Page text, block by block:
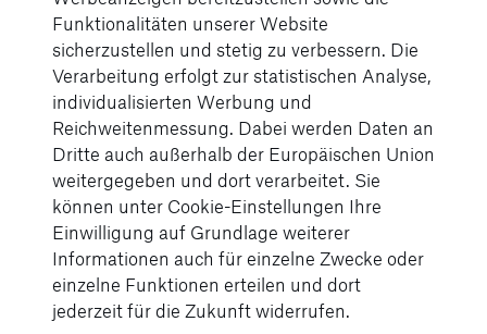
Junge Sterne Update:
Reifen- und
Komplettradschutz jetzt
inklusive
weiterlesen
Funktionalitäten unserer Website
sicherzustellen und stetig zu verbessern. Die
Verarbeitung erfolgt zur statistischen Analyse,
individualisierten Werbung und
Reichweitenmessung. Dabei werden Daten an
Dritte auch außerhalb der Europäischen Union
weitergegeben und dort verarbeitet. Sie
können unter Cookie-Einstellungen Ihre
Einwilligung auf Grundlage weiterer
Informationen auch für einzelne Zwecke oder
einzelne Funktionen erteilen und dort
jederzeit für die Zukunft widerrufen.